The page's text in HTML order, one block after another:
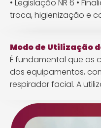
• Legislação NR 6 •
troca, higienização e
Modo de Utilização
É fundamental que os
dos equipamentos,
respirador facial. A